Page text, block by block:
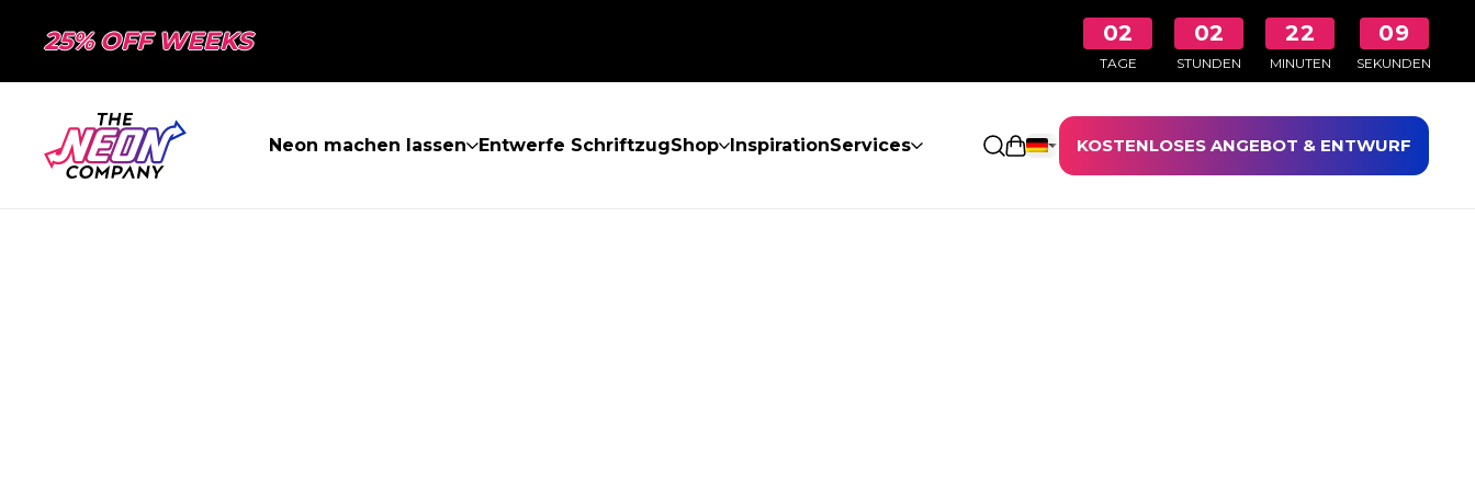
25% OFF WEEKS 02
TAGE
02
STUNDEN
22
MINUTEN
08
SEKUNDEN
Neon machen lassen Entwerfe SchriftzugShop InspirationServices Einkaufswagen öffnen
KOSTENLOSES ANGEBOT & ENTWURF